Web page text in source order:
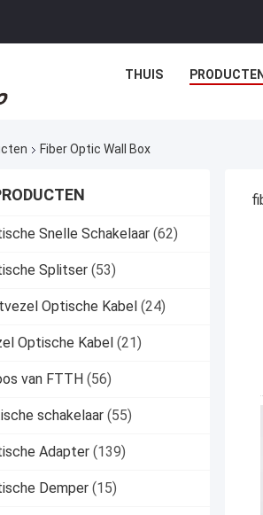
THUIS PRODUCTEN
Fiber Optic Wall Box
Snelle Schakelaar (62)
Splitser (53)
Optische Kabel (24)
Optische Kabel (21)
van FTTH (56)
schakelaar (55)
Adapter (139)
Demper (15)